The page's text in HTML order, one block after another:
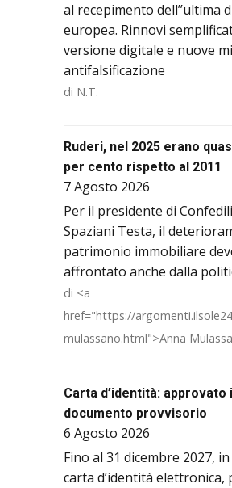
al recepimento dell’’ultima
europea. Rinnovi
versione digitale e nuove
antifalsificazione
di N.T.
Ruderi, nel 2025 erano
per cento rispetto al 2011
7 Agosto 2026
Per il presidente di
Spaziani Testa, il
patrimonio immobiliare
affrontato anche dalla
di <a
href="https://
mulassano.html">Anna
Carta d’identità: approvato
documento provvisorio
6 Agosto 2026
Fino al 31 dicembre 2027,
carta d’identità elettronica,